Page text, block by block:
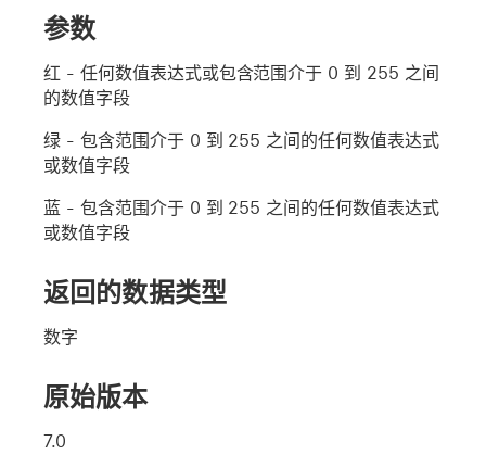
参数
红 - 任何数值表达式或包含范围介于 0 到 255 之间
的数值字段
绿- 包含范围介于 0 到 255 之间的任何数值表达式
或数值字段
蓝- 包含范围介于 0 到 255 之间的任何数值表达式
或数值字段
返回的数据类型
数字
原始版本
7.0